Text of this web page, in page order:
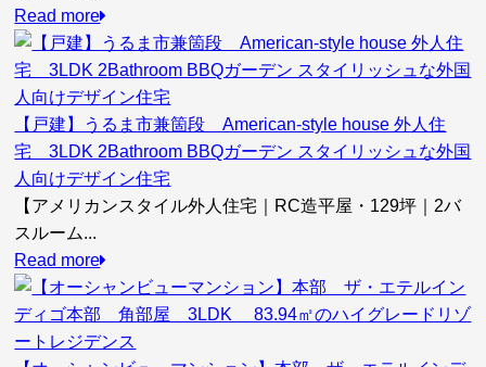
Read more
【戸建】うるま市兼箇段 American-style house 外人住
宅 3LDK 2Bathroom BBQガーデン スタイリッシュな外国
人向けデザイン住宅
【アメリカンスタイル外人住宅｜RC造平屋・129坪｜2バ
スルーム...
Read more